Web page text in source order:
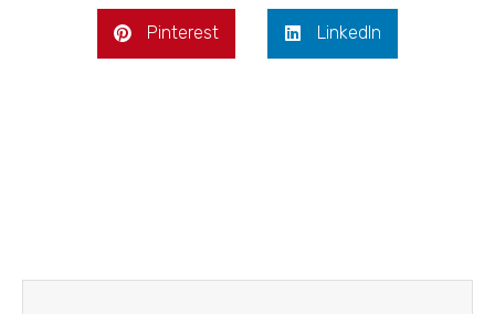
Pinterest LinkedIn